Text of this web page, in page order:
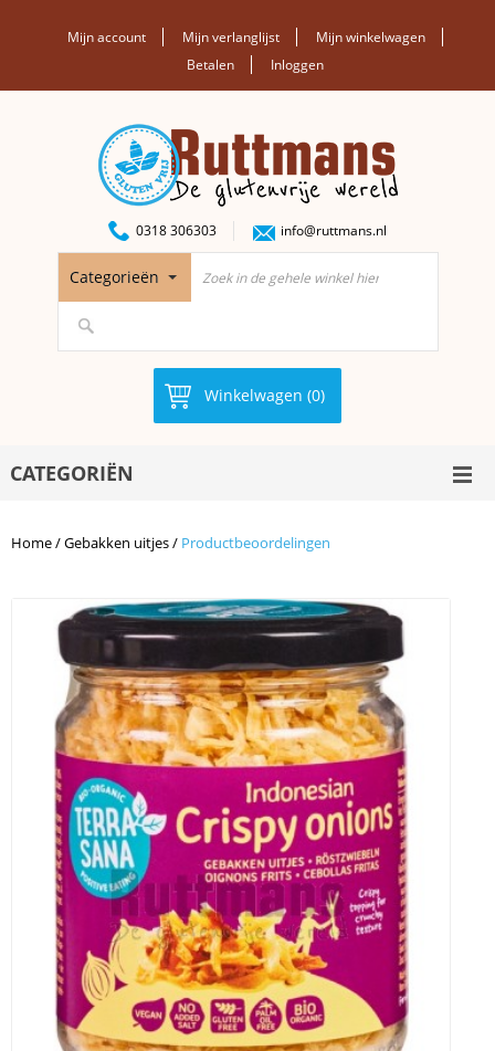
Mijn account Mijn verlanglijst
Mijn winkelwagen
Betalen
Inloggen
0318 306303 info@ruttmans.nl
Categorieën
Winkelwagen (0)
CATEGORIËN
Home/Gebakken uitjes/ Productbeoordelingen